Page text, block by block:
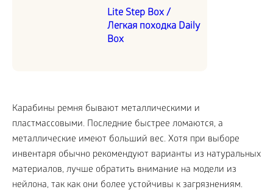
Lite Step Box /
Легкая походка Daily
Box
Карабины ремня бывают металлическими и
пластмассовыми. Последние быстрее ломаются, а
металлические имеют больший вес. Хотя при выборе
инвентаря обычно рекомендуют варианты из натуральных
материалов, лучше обратить внимание на модели из
нейлона, так как они более устойчивы к загрязнениям.